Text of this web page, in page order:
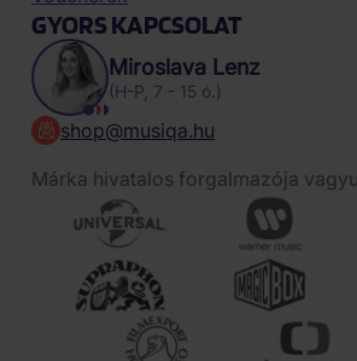
GYORS KAPCSOLAT
Miroslava Lenz
(H-P, 7 - 15 ó.)
shop@musiqa.hu
Márka hivatalos forgalmazója